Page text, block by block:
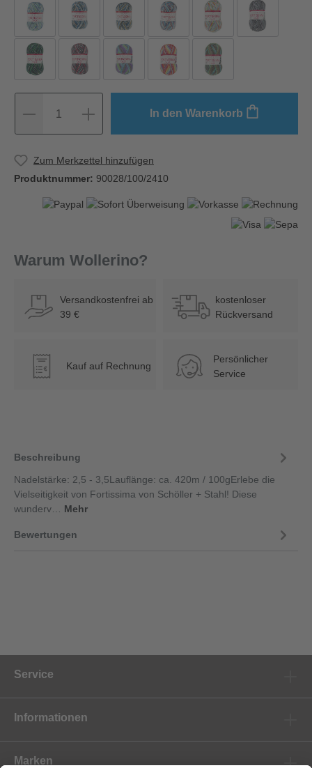
1 In den Warenkorb
Zum Merkzettel hinzufügen
Produktnummer: 90028/100/2410
Warum Wollerino?
Versandkostenfrei ab
39 €
kostenloser
Rückversand
€ Kauf auf Rechnung
Persönlicher
Service
Beschreibung
Nadelstärke: 2,5 - 3,5Lauflänge: ca. 420m / 100gErlebe die
Vielseitigkeit von Fortissima von Schöller + Stahl! Diese
wunderv… Mehr
Bewertungen
Service
Informationen
Marken